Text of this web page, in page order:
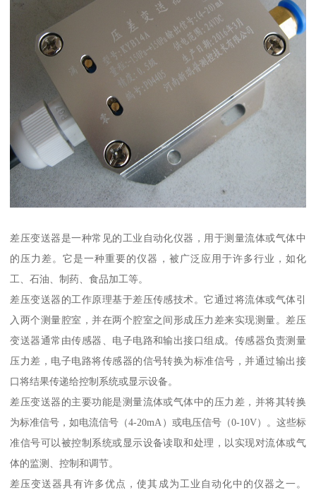
差压变送器是一种常见的工业自动化仪器，用于测量流体或气体中
的压力差。它是一种重要的仪器，被广泛应用于许多行业，如化
工、石油、制药、食品加工等。
差压变送器的工作原理基于差压传感技术。它通过将流体或气体引
入两个测量腔室，并在两个腔室之间形成压力差来实现测量。差压
变送器通常由传感器、电子电路和输出接口组成。传感器负责测量
压力差，电子电路将传感器的信号转换为标准信号，并通过输出接
口将结果传递给控制系统或显示设备。
差压变送器的主要功能是测量流体或气体中的压力差，并将其转换
为标准信号，如电流信号（4-20mA）或电压信号（0-10V）。这些标
准信号可以被控制系统或显示设备读取和处理，以实现对流体或气
体的监测、控制和调节。
差压变送器具有许多优点，使其成为工业自动化中的仪器之一。